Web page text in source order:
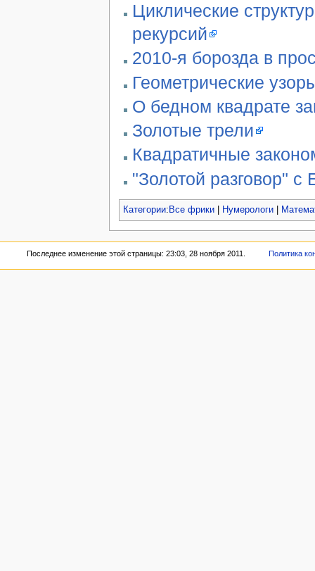
Циклические
рекурсий
2010-я борозда в
Геометрические
О бедном квадрате
Золотые трели
Квадратичные
"Золотой разговор" с
Категории: Все фрики| Нумерологи|
Последнее изменение этой страницы: 23:03, 28 ноября 2011. Политика